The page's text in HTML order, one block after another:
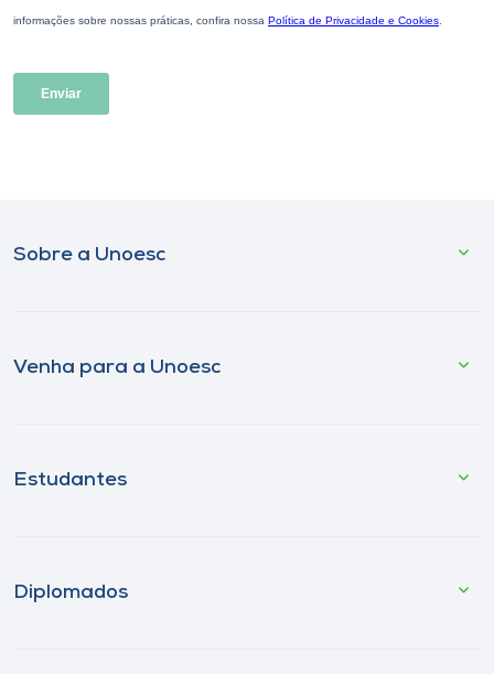
Sobre a Unoesc
Venha para a Unoesc
Estudantes
Diplomados